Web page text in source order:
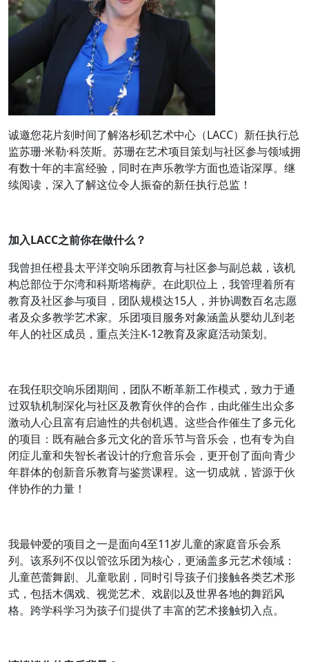
诚邀您花片刻时间了解洛杉矶艺术中心（LACC）新任执行总
监苏珊·米勒·科茨斯。苏珊在艺术项目策划与社区参与领域拥
有数十年的丰富经验，同时在声乐教学方面也造诣深厚。继
续阅读，深入了解这位令人振奋的新任执行总监！
加入LACC之前你在做什么？
我曾担任橙县太平洋交响乐团教育与社区参与副总裁，该机
构总部位于尔湾和科斯塔梅萨。在此职位上，我管理着所有
教育及社区参与项目，团队规模达15人，并协调数百名志愿
者及众多教学艺术家。乐团项目服务对象涵盖从婴幼儿到老
年人的社区成员，重点关注K-12教育及家庭活动策划。
在我任职交响乐团期间，团队不断革新工作模式，致力于通
过双轨机制深化与社区及教育伙伴的合作，由此催生出众多
激动人心且富有启迪性的共创机遇。这些合作催生了多元化
的项目：既有融合多元文化的音乐节与音乐会，也有专为自
闭症儿童和失智长者设计的疗愈音乐会，更开创了面向青少
年群体的创新音乐教育与鉴赏课程。这一切成就，皆源于伙
伴协作的力量！
我最钟爱的项目之一是面向4至11岁儿童的家庭音乐会系
列。该系列不仅以管弦乐团为核心，更涵盖多元艺术领域：
儿童芭蕾舞剧、儿童歌剧，同时引导孩子们接触各类艺术形
式，包括木偶戏、视觉艺术、戏剧以及世界各地的舞蹈风
格。跨学科学习为孩子们提供了丰富的艺术接触切入点。